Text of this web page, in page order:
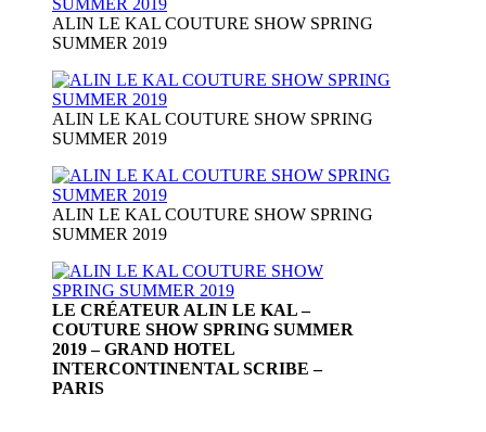
ALIN LE KAL COUTURE SHOW SPRING
SUMMER 2019
ALIN LE KAL COUTURE SHOW SPRING
SUMMER 2019
ALIN LE KAL COUTURE SHOW SPRING
SUMMER 2019
LE CRÉATEUR ALIN LE KAL –
COUTURE SHOW SPRING SUMMER
2019 – GRAND HOTEL
INTERCONTINENTAL SCRIBE –
PARIS